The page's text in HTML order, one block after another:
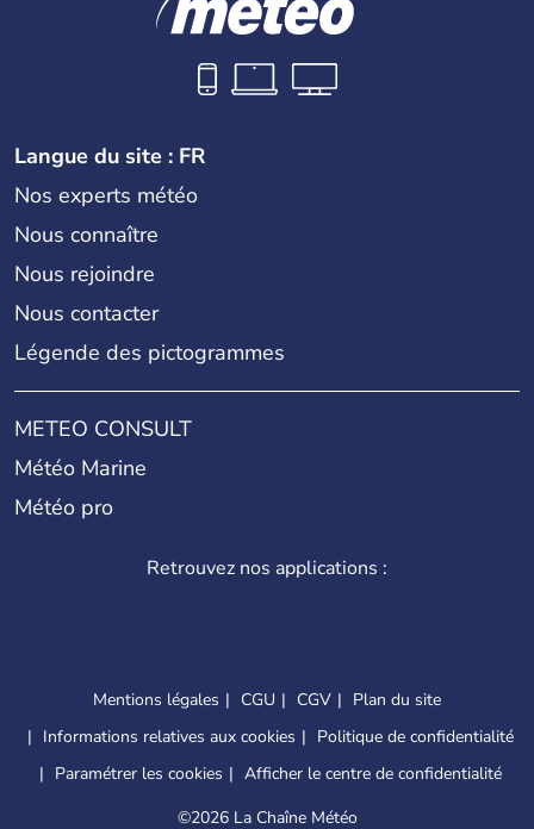
Langue du site : FR
Nos experts météo
Nous connaître
Nous rejoindre
Nous contacter
Légende des pictogrammes
METEO CONSULT
Météo Marine
Météo pro
Retrouvez nos applications :
Mentions légales CGU CGV
Plan du site
Informations relatives aux cookies
Politique de confidentialité
Paramétrer les cookies
Afficher le centre de confidentialité
©2026 La Chaîne Météo